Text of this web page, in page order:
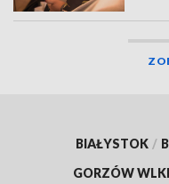
BIAŁYSTOK /
GORZÓW